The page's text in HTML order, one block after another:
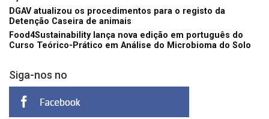
DGAV atualizou os procedimentos para o registo da
Detenção Caseira de animais
Food4Sustainability lança nova edição em português do
Curso Teórico-Prático em Análise do Microbioma do Solo
Siga-nos no